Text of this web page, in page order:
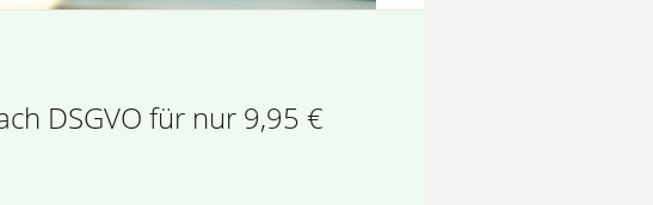
DSGVO für nur 9,95 €